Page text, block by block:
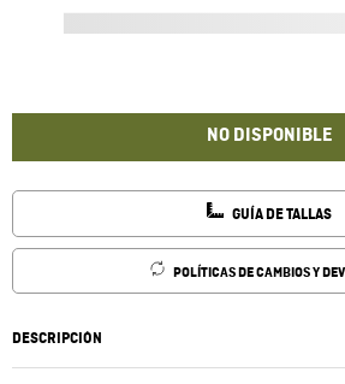
NO DISPONIBLE
GUÍA DE TALLAS
POLÍTICAS DE CAMBIOS Y
DESCRIPCIÓN